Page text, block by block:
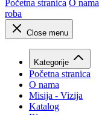
Početna stranica O nama
roba
Close menu
Kategorije
Početna stranica
O nama
Misija - Vizija
Katalog